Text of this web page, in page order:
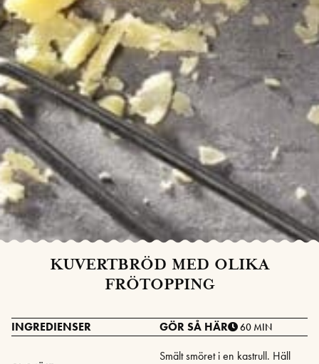
KUVERTBRÖD MED OLIKA
FRÖTOPPING
INGREDIENSER GÖR SÅ HÄR 60 MIN
Smält smöret i en kastrull. Häll